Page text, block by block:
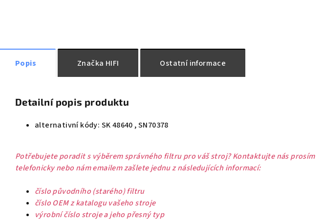
Popis Značka HIFI Ostatní informace
Detailní popis produktu
alternativní kódy: SK 48640 , SN70378
Potřebujete poradit s výběrem správného filtru pro váš stroj? Kontaktujte nás prosím
telefonicky nebo nám emailem zašlete jednu z následujících informací:
číslo původního (starého) filtru
číslo OEM z katalogu vašeho stroje
výrobní číslo stroje a jeho přesný typ